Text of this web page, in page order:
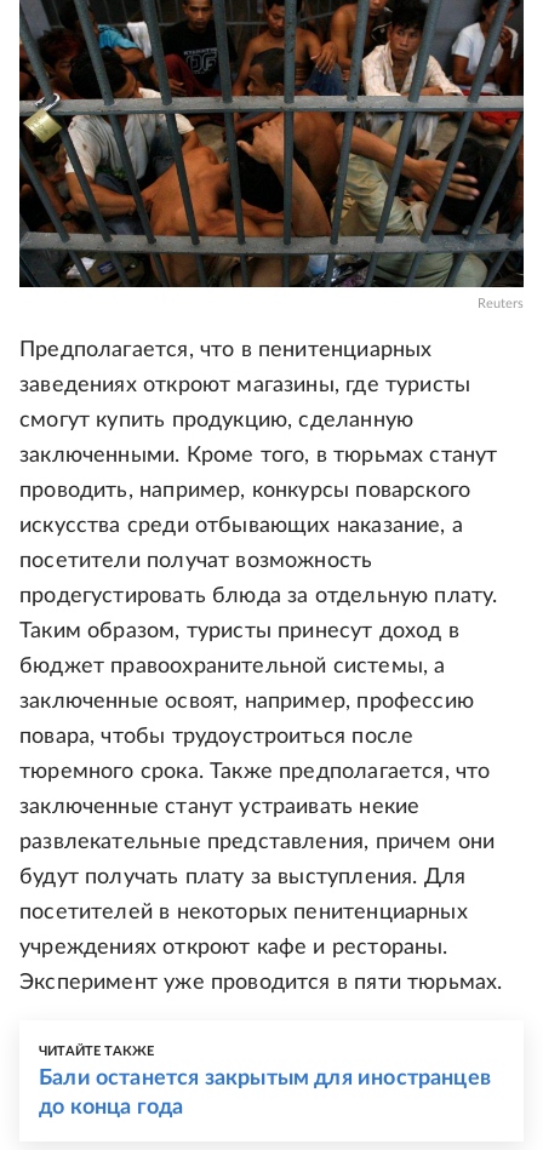
Reuters
Предполагается, что в пенитенциарных
заведениях откроют магазины, где туристы
смогут купить продукцию, сделанную
заключенными. Кроме того, в тюрьмах станут
проводить, например, конкурсы поварского
искусства среди отбывающих наказание, а
посетители получат возможность
продегустировать блюда за отдельную плату.
Таким образом, туристы принесут доход в
бюджет правоохранительной системы, а
заключенные освоят, например, профессию
повара, чтобы трудоустроиться после
тюремного срока. Также предполагается, что
заключенные станут устраивать некие
развлекательные представления, причем они
будут получать плату за выступления. Для
посетителей в некоторых пенитенциарных
учреждениях откроют кафе и рестораны.
Эксперимент уже проводится в пяти тюрьмах.
ЧИТАЙТЕ ТАКЖЕ
Бали останется закрытым для иностранцев
до конца года